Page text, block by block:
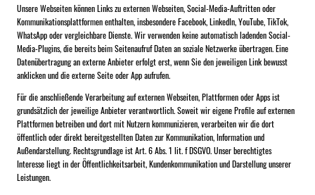
Unsere Webseiten können Links zu externen Webseiten, Social-Media-Auftritten oder
Kommunikationsplattformen enthalten, insbesondere Facebook, LinkedIn, YouTube, TikTok,
WhatsApp oder vergleichbare Dienste. Wir verwenden keine automatisch ladenden Social-
Media-Plugins, die bereits beim Seitenaufruf Daten an soziale Netzwerke übertragen. Eine
Datenübertragung an externe Anbieter erfolgt erst, wenn Sie den jeweiligen Link bewusst
anklicken und die externe Seite oder App aufrufen.
Für die anschließende Verarbeitung auf externen Webseiten, Plattformen oder Apps ist
grundsätzlich der jeweilige Anbieter verantwortlich. Soweit wir eigene Profile auf externen
Plattformen betreiben und dort mit Nutzern kommunizieren, verarbeiten wir die dort
öffentlich oder direkt bereitgestellten Daten zur Kommunikation, Information und
Außendarstellung. Rechtsgrundlage ist Art. 6 Abs. 1 lit. f DSGVO. Unser berechtigtes
Interesse liegt in der Öffentlichkeitsarbeit, Kundenkommunikation und Darstellung unserer
Leistungen.